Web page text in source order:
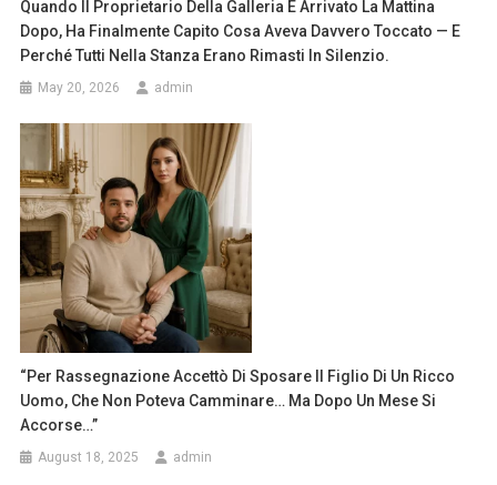
Quando Il Proprietario Della Galleria È Arrivato La Mattina
Dopo, Ha Finalmente Capito Cosa Aveva Davvero Toccato — E
Perché Tutti Nella Stanza Erano Rimasti In Silenzio.
May 20, 2026 admin
“Per Rassegnazione Accettò Di Sposare Il Figlio Di Un Ricco
Uomo, Che Non Poteva Camminare… Ma Dopo Un Mese Si
Accorse…”
August 18, 2025 admin